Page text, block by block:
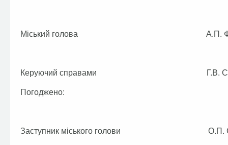
Міський голова А.П.
Керуючий справами Г.В.
Погоджено:
Заступник міського голови О.П.